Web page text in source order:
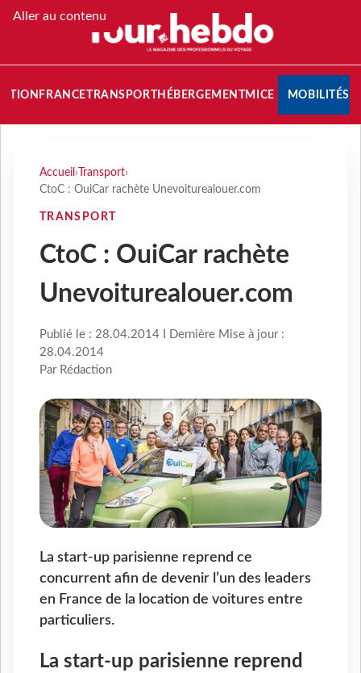
Aller au contenu
FRANCETRANSPORT HÉBERGEMENTMICE MOBILITÉS
Accueil › Transport›
CtoC : OuiCar rachète Unevoiturealouer.com
TRANSPORT
CtoC : OuiCar rachète
Unevoiturealouer.com
Publié le : 28.04.2014 I Dernière Mise à jour :
28.04.2014
Par Rédaction
La start-up parisienne reprend ce
concurrent afin de devenir l’un des leaders
en France de la location de voitures entre
particuliers.
La start-up parisienne reprend